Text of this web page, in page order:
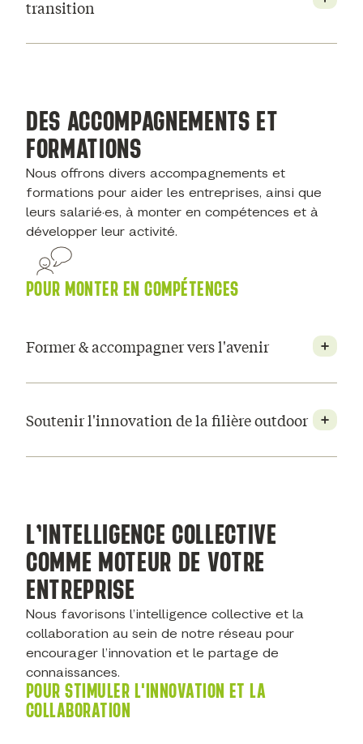
transition
DES ACCOMPAGNEMENTS ET
FORMATIONS
Nous offrons divers accompagnements et
formations pour aider les entreprises, ainsi que
leurs salarié·es, à monter en compétences et à
développer leur activité.
POUR MONTER EN COMPÉTENCES
Former & accompagner vers l'avenir
Soutenir l'innovation de la filière outdoor
L’INTELLIGENCE COLLECTIVE
COMME MOTEUR DE VOTRE
ENTREPRISE
Nous favorisons l’intelligence collective et la
collaboration au sein de notre réseau pour
encourager l’innovation et le partage de
connaissances.
POUR STIMULER L'INNOVATION ET LA
COLLABORATION